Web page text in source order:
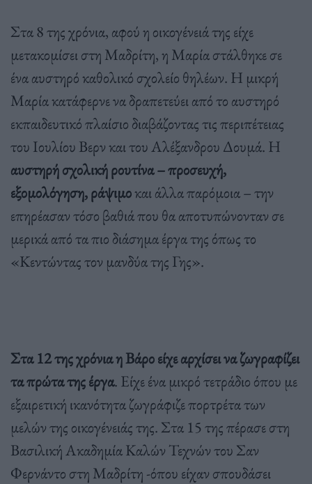
Στα 8 της χρόνια, αφού η οικογένειά της είχε
μετακομίσει στη Μαδρίτη, η Μαρία στάλθηκε σε
ένα αυστηρό καθολικό σχολείο θηλέων. Η μικρή
Μαρία κατάφερνε να δραπετεύει από το αυστηρό
εκπαιδευτικό πλαίσιο διαβάζοντας τις περιπέτειας
του Ιουλίου Βερν και του Αλέξανδρου Δουμά. Η
αυστηρή σχολική ρουτίνα – προσευχή,
εξομολόγηση, ράψιμοκαι άλλα παρόμοια – την
επηρέασαν τόσο βαθιά που θα αποτυπώνονταν σε
μερικά από τα πιο διάσημα έργα της όπως το
«Κεντώντας τον μανδύα της Γης».
Στα 12 της χρόνια η Βάρο είχε αρχίσει να ζωγραφίζει
τα πρώτα της έργα. Είχε ένα μικρό τετράδιο όπου με
εξαιρετική ικανότητα ζωγράφιζε πορτρέτα των
μελών της οικογένειάς της. Στα 15 της πέρασε στη
Βασιλική Ακαδημία Καλών Τεχνών του Σαν
Φερνάντο στη Μαδρίτη -όπου είχαν σπουδάσει